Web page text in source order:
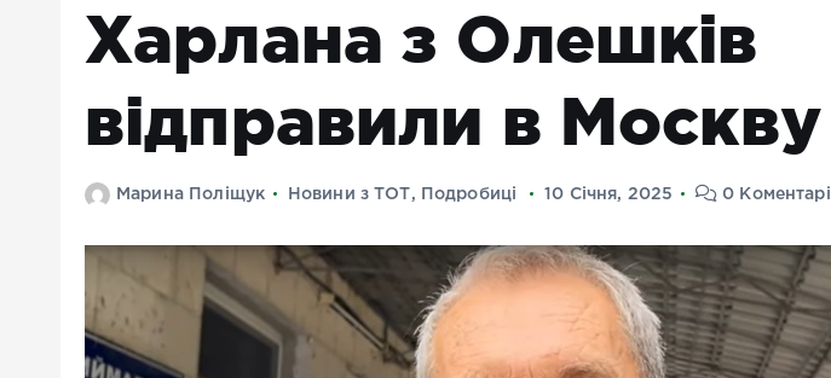
Харлана з Олешків
відправили в Москву
Марина Поліщук Новини з ТОТ, Подробиці 10 Січня, 2025 0 Коментарі